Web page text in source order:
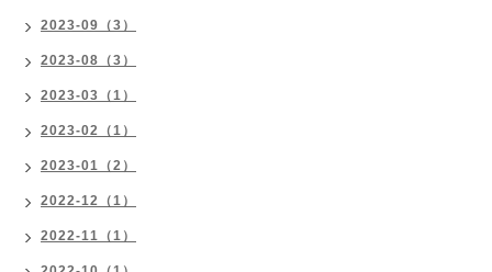
2023-09（3）
2023-08（3）
2023-03（1）
2023-02（1）
2023-01（2）
2022-12（1）
2022-11（1）